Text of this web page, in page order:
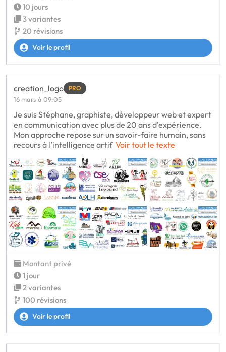
10 jours
3 variantes
20 révisions
Voir le profil
creation_logo PRO
16 mars à 09:05
Je suis Stéphane, graphiste, développeur web et expert
en communication avec plus de 20 ans d’expérience.
Mon approche repose sur un savoir-faire humain, sans
recours à l’intelligence artif Voir tout le texte
Montant privé
1 jour
2 variantes
100 révisions
Voir le profil